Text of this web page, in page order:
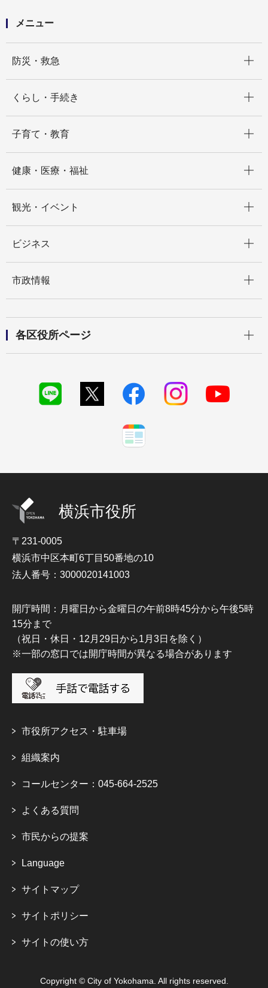
メニュー
防災・救急
くらし・手続き
子育て・教育
健康・医療・福祉
観光・イベント
ビジネス
市政情報
各区役所ページ
横浜市役所
〒231-0005
横浜市中区本町6丁目50番地の10
法人番号：3000020141003
開庁時間：月曜日から金曜日の午前8時45分から午後5時
15分まで
（祝日・休日・12月29日から1月3日を除く）
※一部の窓口では開庁時間が異なる場合があります
市役所アクセス・駐車場
組織案内
コールセンター：045-664-2525
よくある質問
市民からの提案
Language
サイトマップ
サイトポリシー
サイトの使い方
Copyright © City of Yokohama. All rights reserved.